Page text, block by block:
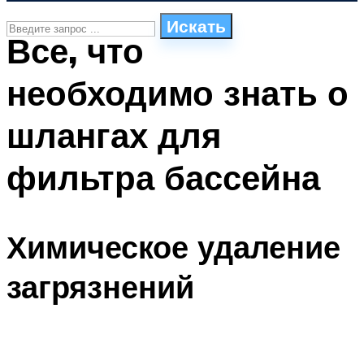
Искать
СТИЛИ ПЛАВАНЬЯ
ПЛАВАНЬЕ ДЛЯ ДЕТЕЙ
БАССЕЙН ДЛЯ ДОМА
ОЧИСТКА БАССЕЙНОВ
Все, что
необходимо знать о
шлангах для
фильтра бассейна
Химическое удаление
загрязнений